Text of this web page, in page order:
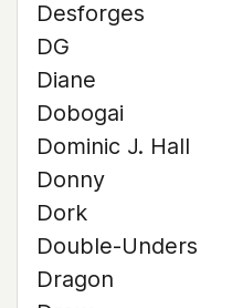
Desforges
DG
Diane
Dobogai
Dominic J. Hall
Donny
Dork
Double-Unders
Dragon